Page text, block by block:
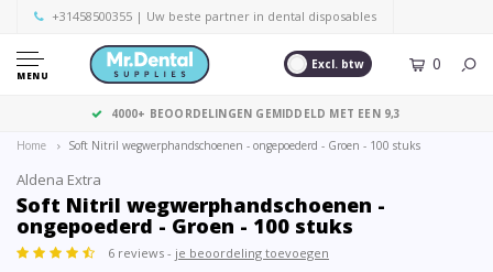
+31458500355 | Uw beste partner in dental disposables
MENU
Excl. btw 0
GRATIS VERZENDING VANAF € 125,- (EXCL. BTW)
Home Soft Nitril wegwerphandschoenen - ongepoederd - Groen - 100 stuks
Aldena Extra
Soft Nitril wegwerphandschoenen -
ongepoederd - Groen - 100 stuks
6 reviews - je beoordeling toevoegen